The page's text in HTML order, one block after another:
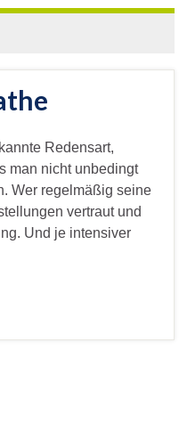
Redensart,
man nicht unbedingt
Wer regelmäßig seine
vertraut und
Und je intensiver